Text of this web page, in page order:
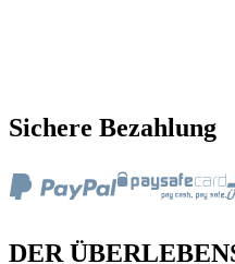
Sichere Bezahlung
DER